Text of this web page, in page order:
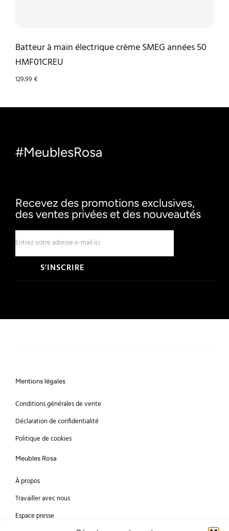
Batteur à main électrique crème SMEG années 50
HMF01CREU
129.99€
#MeublesRosa
Recevez des promotions exclusives,
des ventes privées et des nouveautés
S'INSCRIRE
Mentions légales
Conditions générales de vente
Déclaration de confidentialité
Politique de cookies
Meubles Rosa
À propos
Travailler avec nous
Espace presse